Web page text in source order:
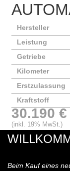
Hersteller
Leistung
Getriebe
Kilometer
Erstzulassung
Kraftstoff
30.190 €
(inkl. 19% MwSt.)
Beim Kauf eines